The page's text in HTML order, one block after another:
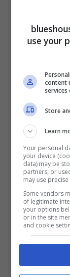
Fin dai
familiari di
in
da un
in tenera
mazza di
solamente
Nella serie
alcun
fratello del
particolare
accennano
use your
content
services
Store
Learn
Your personal
your device
data) may be
partners, or
may use
Some vendors
of legitimate
your options
or in the site
and cookie